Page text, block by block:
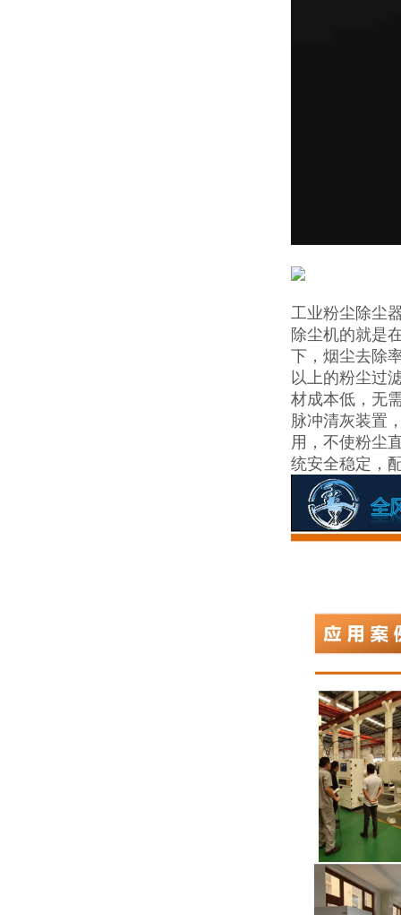
工业粉尘除尘
除尘机的就是
下，烟尘去除
以上的粉尘过
材成本低，无
脉冲清灰装置
用，不使粉尘
统安全稳定，